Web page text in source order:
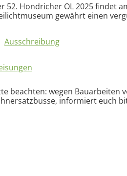
52. Hondricher OL 2025 findet
gewährt einen
Ausschreibung
beachten: wegen Bauarbeiten
informiert euch